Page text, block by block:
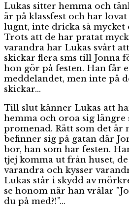
Lukas sitter hemma och
är på klassfest och har
lugnt, inte dricka så mycket
Trots att de har pratat
varandra har Lukas svårt
skickar flera sms till Jonna
hon gör på festen. Han får
meddelandet, men inte på
skickar…
Till slut känner Lukas att
hemma och oroa sig längre
promenad. Rätt som det är
befinner sig på gatan där
bor, han som har festen.
tjej komma ut från huset,
varandra och kysser
Lukas står i skydd av
se honom när han vrålar
du på med?!”…